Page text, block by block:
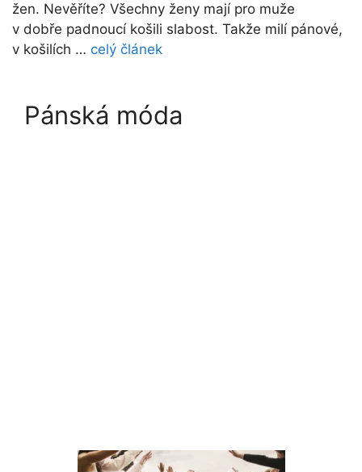
žen. Nevěříte? Všechny ženy mají pro muže
v dobře padnoucí košili slabost. Takže milí pánové,
v košilích … celý článek
Pánská móda